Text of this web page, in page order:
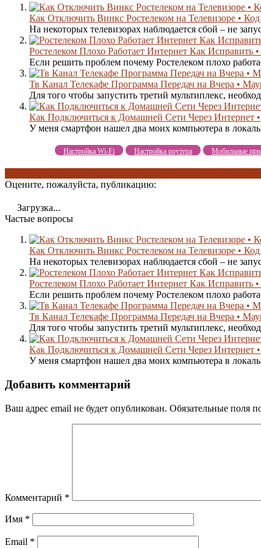
Как Отключить Винкс Ростелеком на Телевизоре •
На некоторых телевизорах наблюдается сбой – не
Ростелеком Плохо Работает Интернет Как Исправить
Если решить проблем почему Ростелеком плохо
Тв Канал Телекафе Программа Передач на Вчера •
Для того чтобы запустить третий мультиплекс,
Как Подключиться к Домашней Сети Через Интернет •
У меня смартфон нашел два моих компьютера в
Настройка Wi-Fi Настройка роутера Мобильные
Оцените, пожалуйста, публикацию:
Загрузка...
Частые вопросы
Как Отключить Винкс Ростелеком на Телевизоре •
На некоторых телевизорах наблюдается сбой – не
Ростелеком Плохо Работает Интернет Как Исправить
Если решить проблем почему Ростелеком плохо
Тв Канал Телекафе Программа Передач на Вчера •
Для того чтобы запустить третий мультиплекс,
Как Подключиться к Домашней Сети Через Интернет •
У меня смартфон нашел два моих компьютера в
Добавить комментарий
Ваш адрес email не будет опубликован. Обязательные поля
Комментарий *
Имя *
Email *